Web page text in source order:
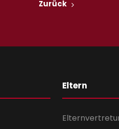
Zurück
Eltern